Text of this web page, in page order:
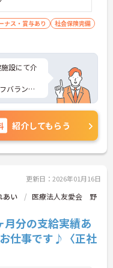
ナス・賞与あり
社会保険完備
設にて介
バランス
、安心し
す◎
ど、さら
くださ
紹介してもらう
更新日：2026年01月16日
あい
医療法人友愛会 野
月分の支給実績あ
仕事です♪〈正社